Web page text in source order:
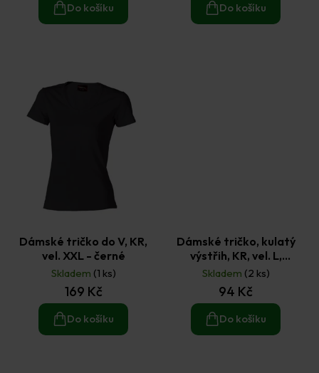
Do košíku Do košíku
Dámské tričko do V, KR,
vel. XXL - černé
Skladem (1 ks)
169 Kč
Do košíku
Dámské tričko, kulatý
výstřih, KR, vel. L,
flashgreen
Skladem (2 ks)
94 Kč
Do košíku